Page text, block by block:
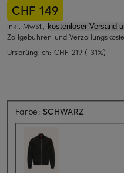
CHF 149
inkl. MwSt., kostenloser Versand
Zollgebühren und
Ursprünglich: CHF 219 (-31%)
Farbe: SCHWARZ